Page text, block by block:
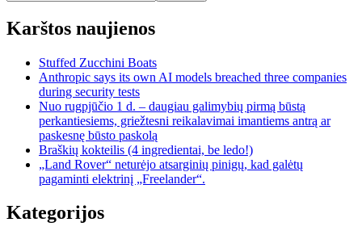
Karštos naujienos
Stuffed Zucchini Boats
Anthropic says its own AI models breached three companies
during security tests
Nuo rugpjūčio 1 d. – daugiau galimybių pirmą būstą
perkantiesiems, griežtesni reikalavimai imantiems antrą ar
paskesnę būsto paskolą
Braškių kokteilis (4 ingredientai, be ledo!)
„Land Rover“ neturėjo atsarginių pinigų, kad galėtų
pagaminti elektrinį „Freelander“.
Kategorijos